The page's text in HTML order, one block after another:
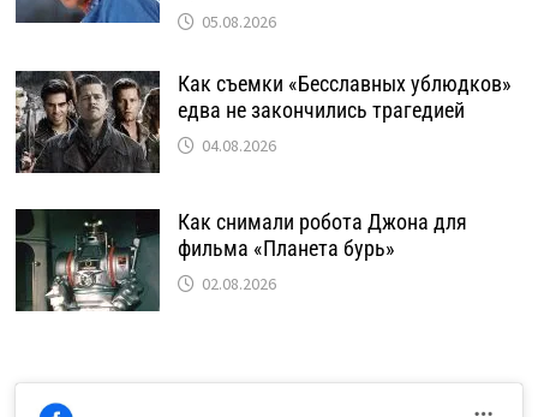
05.08.2026
Как съемки «Бесславных ублюдков»
едва не закончились трагедией
04.08.2026
Как снимали робота Джона для
фильма «Планета бурь»
02.08.2026